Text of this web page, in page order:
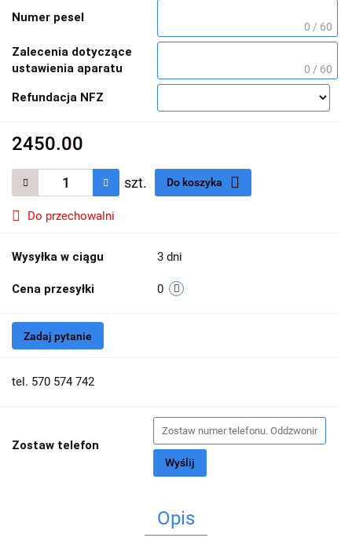
Numer pesel
0 / 60
Zalecenia dotyczące
ustawienia aparatu
0 / 60
Refundacja NFZ
2450.00
szt. Do koszyka
Do przechowalni
Wysyłka w ciągu 3 dni
Cena przesyłki 0
Zadaj pytanie
tel. 570 574 742
Zostaw telefon
Wyślij
Opis